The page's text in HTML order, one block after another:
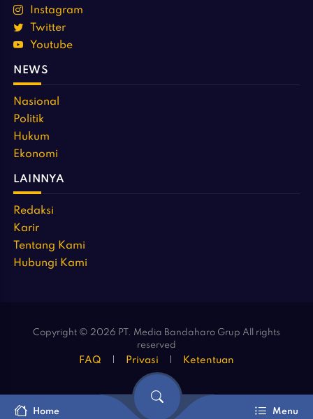
Instagram
Twitter
Youtube
NEWS
Nasional
Politik
Hukum
Ekonomi
LAINNYA
Redaksi
Karir
Tentang Kami
Hubungi Kami
Copyright © 2026 PT. Media Bandaharo Grup All rights
reserved
FAQ Privasi Ketentuan
Home Menu